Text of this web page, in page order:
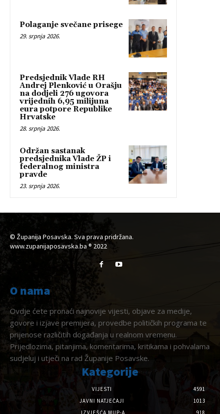
Polaganje svečane prisege
29. srpnja 2026.
Predsjednik Vlade RH
Andrej Plenković u Orašju
na dodjeli 276 ugovora
vrijednih 6,95 milijuna
eura potpore Republike
Hrvatske
28. srpnja 2026.
Održan sastanak
predsjednika Vlade ŽP i
federalnog ministra
pravde
23. srpnja 2026.
© Županija Posavska. Sva prava pridržana.
www.zupanijaposavska.ba ® 2022
O nama
Ovdje ćete pronaći najnovije vijesti, objave za medije,
govore i izjave premijera, provedbe političkih programa te
prijenose različitih događanja u realnom vremenu.
Prijedlozima, pitanjima, komentarima, kritikama i pohvalama
sudjeluj i utječi na rad Županije Posavske.
Kategorije
VIJESTI
4591
JAVNI NATJEČAJI
1013